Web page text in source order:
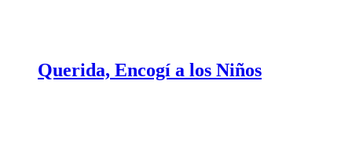
Querida, Encogí a los Niños